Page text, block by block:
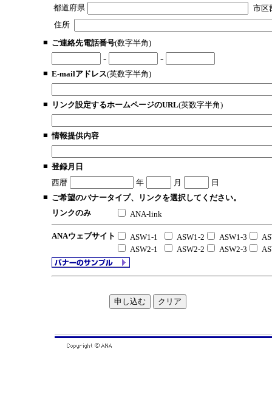
都道府県
市区
住所
■ ご連絡先電話番号(数字半角)
- -
■ E-mailアドレス(英数字半角)
■ リンク設定するホームページのURL(英数字半角)
■ 情報提供内容
■ 登録月日
西暦
年 月
日
■ ご希望のバナータイプ、リンクを選択してください。
リンクのみ
ANA-link
ANAウェブサイト ASW1-1 ASW1-2 ASW1-3
ASW2-1
ASW2-2 ASW2-3